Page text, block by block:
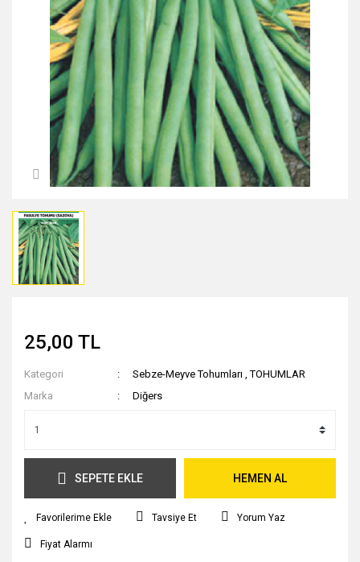
25,00 TL
Kategori Sebze-Meyve Tohumları ,TOHUMLAR
Marka
Diğers
SEPETE EKLE HEMEN AL
Tavsiye Et Yorum Yaz
Fiyat Alarmı
MIDNİGHT ROSE SERİSİ
PEARL & PEPTİDE SERİSİ
PROPOLİS ÖZÜ SERİSİ
ŞAKAYIK ÇİÇEĞİ SERİSİ
SAKURA SERİSİ
ZEYTİNYAĞI SERİSİ